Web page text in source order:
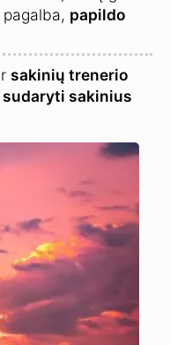
papildo
sakinių trenerio
sudaryti sakinius